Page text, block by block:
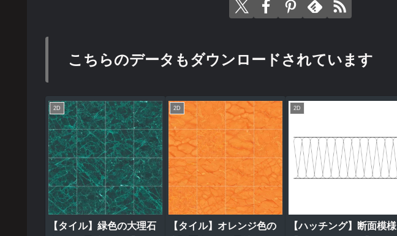
こちらのデータもダウンロードされています
2D
【タイル】緑色の大理石
2D
【タイル】オレンジ色の
2D
【ハッチング】断面模様